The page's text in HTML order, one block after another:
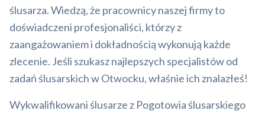
ślusarza. Wiedzą, że pracownicy naszej firmy to
doświadczeni profesjonaliści, którzy z
zaangażowaniem i dokładnością wykonują każde
zlecenie. Jeśli szukasz najlepszych specjalistów od
zadań ślusarskich w Otwocku, właśnie ich znalazłeś!
Wykwalifikowani ślusarze z Pogotowia ślusarskiego